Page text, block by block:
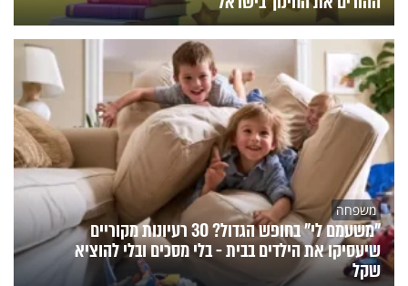
משפחה
"משעמם לי" בחופש הגדול? 30 רעיונות מקוריים
שיעסיקו את הילדים בבית - בלי מסכים ובלי להוציא
שקל